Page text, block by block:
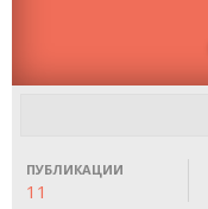
ПУБЛИКАЦИИ
11